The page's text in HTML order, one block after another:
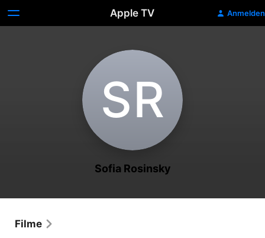
Apple TV Anmelden
S‌R
Sofia Rosinsky
Filme